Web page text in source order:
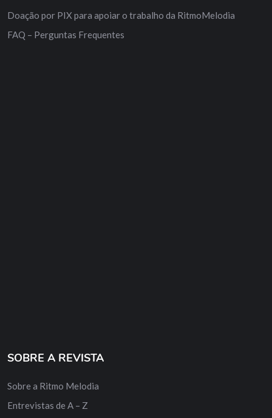
Doação por PIX para apoiar o trabalho da RitmoMelodia
FAQ – Perguntas Frequentes
SOBRE A REVISTA
Sobre a Ritmo Melodia
Entrevistas de A – Z